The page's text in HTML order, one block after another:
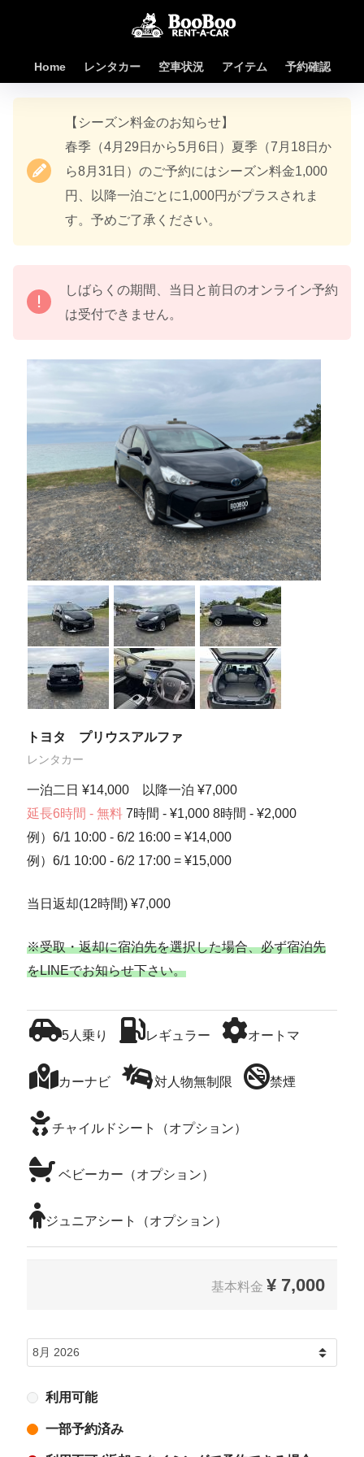
Home レンタカー 空車状況 アイテム 予約確認
【シーズン料金のお知らせ】
春季（4月29日から5月6日）夏季（7月18日か
ら8月31日）のご予約にはシーズン料金1,000
円、以降一泊ごとに1,000円がプラスされま
す。予めご了承ください。
しばらくの期間、当日と前日のオンライン予約
は受付できません。
トヨタ プリウスアルファ
レンタカー
一泊二日 ¥14,000 以降一泊 ¥7,000
延長6時間 - 無料7時間 - ¥1,000 8時間 - ¥2,000
例）6/1 10:00 - 6/2 16:00 = ¥14,000
例）6/1 10:00 - 6/2 17:00 = ¥15,000
当日返却(12時間) ¥7,000
※受取・返却に宿泊先を選択した場合、必ず宿泊先
をLINEでお知らせ下さい。
5人乗り レギュラー オートマ
カーナビ 対人物無制限 禁煙
チャイルドシート（オプション）
ベビーカー（オプション）
ジュニアシート（オプション）
基本料金 ¥ 7,000
利用可能
一部予約済み